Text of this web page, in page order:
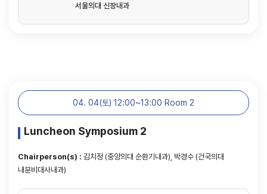
서울의대 신장내과
04. 04(토) 12:00~13:00 Room 2
Luncheon Symposium 2
Chairperson(s) : 김치정 (중앙의대 순환기내과), 박경수 (건국의대
내분비대사내과)